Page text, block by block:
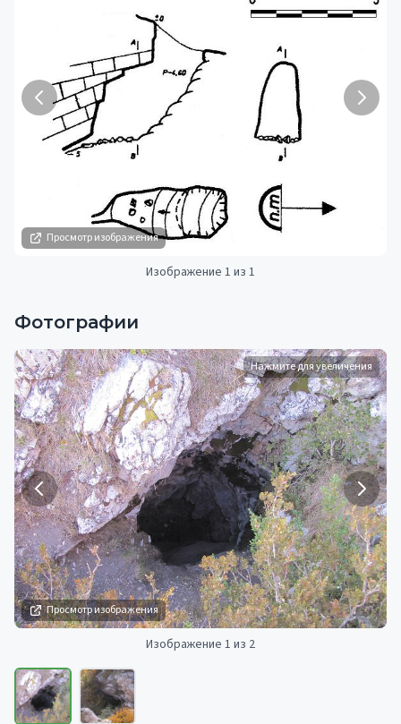
Просмотр изображения
Изображение 1 из 1
Фотографии
Просмотр изображения
Нажмите для увеличения
Изображение 1 из 2